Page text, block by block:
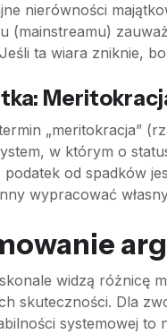
nierówności
(mainstreamu)
Jeśli ta wiara zniknie,
„meritokracja”
w którym o
podatek od spadków
wypracować
widzą różnicę
skuteczności. Dla
systemowej